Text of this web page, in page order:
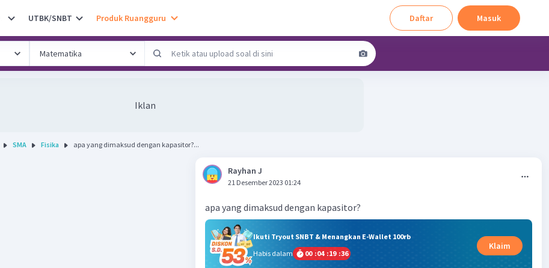
UTBK/SNBT Produk Ruangguru Daftar Masuk
Iklan
SMA Fisika apa yang dimaksud dengan kapasitor?...
Rayhan J
21 Desember 2023 01:24
apa yang dimaksud dengan kapasitor?
Ikuti Tryout SNBT & Menangkan E-Wallet 100rb
Habis dalam
00 :04 :19 :35
Klaim